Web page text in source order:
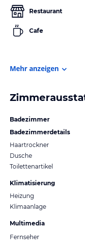
Restaurant
Cafe
Mehr anzeigen
Badezimmer
Badezimmerdetails
Haartrockner
Dusche
Toilettenartikel
Klimatisierung
Heizung
Klimaanlage
Multimedia
Fernseher